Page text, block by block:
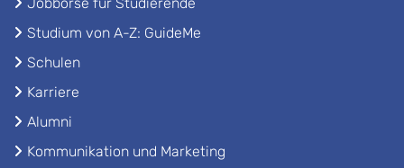
Studium von A-Z: GuideMe
Schulen
Karriere
Alumni
Kommunikation und Marketing